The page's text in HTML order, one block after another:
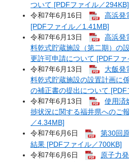
ついて [PDFファイル／294KB]
令和7年6月16日
高浜発
[PDFファイル／1.41MB]
令和7年6月13日
高浜発
料乾式貯蔵施設（第二期）の
更許可申請について [PDFフ
令和7年6月13日
大飯発
料乾式貯蔵施設の設置計画に
の補正書の提出について
令和7年6月13日
使用済
捗状況に関する福井県へのご
／4.34MB]
令和7年6月6日
第30回
結果 [PDFファイル／700KB]
令和7年6月6日
原子力